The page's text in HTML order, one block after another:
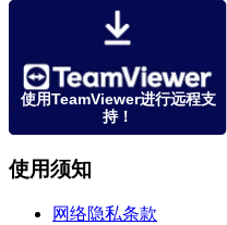
使用TeamViewer进行远程支
持！
使用须知
网络隐私条款